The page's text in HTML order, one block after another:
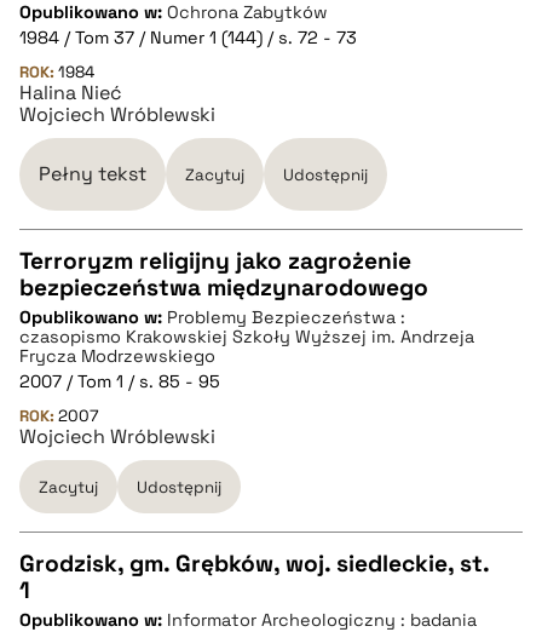
pobierz cytat
BIBTEX
pobierz cytat
Opublikowano w: Ochrona Zabytków
1984 / Tom 37 / Numer 1 (144) / s. 72 - 73
ROK: 1984
Halina Nieć
Wojciech Wróblewski
Pełny tekst Zacytuj Udostępnij
CZYSTY TEKST
pobierz cytat
BIBTEX
pobierz cytat
Terroryzm religijny jako zagrożenie
bezpieczeństwa międzynarodowego
Opublikowano w: Problemy Bezpieczeństwa :
czasopismo Krakowskiej Szkoły Wyższej im. Andrzeja
Frycza Modrzewskiego
2007 / Tom 1 / s. 85 - 95
ROK: 2007
Wojciech Wróblewski
Zacytuj Udostępnij
CZYSTY TEKST
Grodzisk, gm. Grębków, woj. siedleckie, st.
1
Opublikowano w: Informator Archeologiczny : badania